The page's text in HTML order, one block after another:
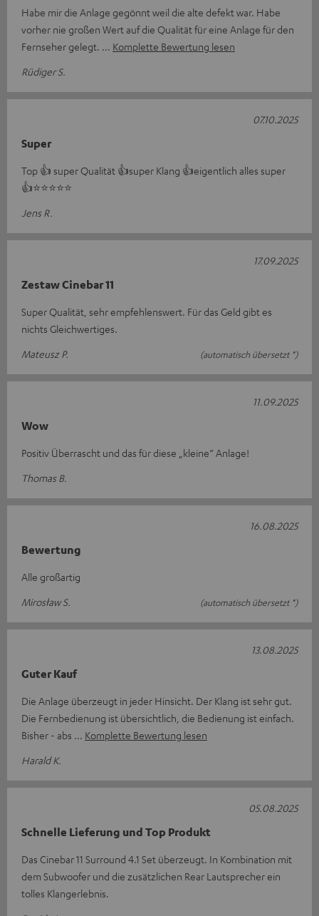
Habe mir die Anlage gegönnt weil die alte defekt war. Habe
vorher nie großen Wert auf die Qualität für eine Anlage für den
Fernseher gelegt.
Komplette Bewertung lesen
Rüdiger S.
Super
Top 👍 super Qualität 👍super Klang 👍eigentlich alles super
👍⭐️⭐️⭐️⭐️⭐️
Jens R.
07.10.2025
Zestaw Cinebar 11
Super Qualität, sehr empfehlenswert. Für das Geld gibt es
nichts Gleichwertiges.
Mateusz P.
(automatisch übersetzt *)
17.09.2025
Wow
Positiv Überrascht und das für diese „kleine“ Anlage!
Thomas B.
11.09.2025
Bewertung
Alle großartig
Mirosław S.
(automatisch übersetzt *)
16.08.2025
Guter Kauf
Die Anlage überzeugt in jeder Hinsicht. Der Klang ist sehr gut.
Die Fernbedienung ist übersichtlich, die Bedienung ist einfach.
Bisher - abs
Komplette Bewertung lesen
Harald K.
13.08.2025
Schnelle Lieferung und Top Produkt
Das Cinebar 11 Surround 4.1 Set überzeugt. In Kombination mit
dem Subwoofer und die zusätzlichen Rear Lautsprecher ein
tolles Klangerlebnis.
05.08.2025